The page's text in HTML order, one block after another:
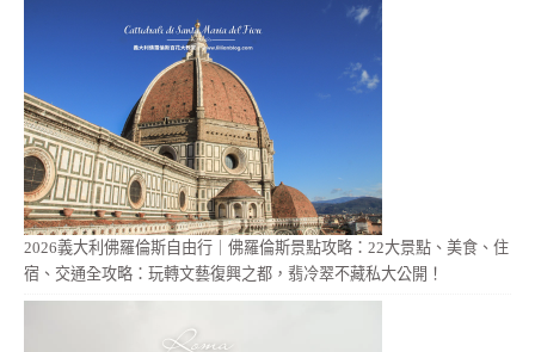
2026義大利佛羅倫斯自由行｜佛羅倫斯景點攻略：22大景點、美食、住
宿、交通全攻略：玩轉文藝復興之都，翡冷翠不藏私大公開！